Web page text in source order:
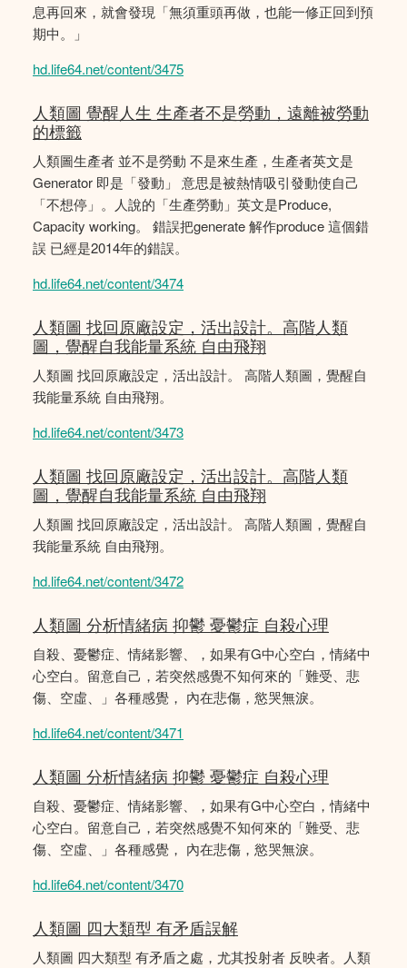
息再回來，就會發現「無須重頭再做，也能一修正回到預
期中。」
hd.life64.net/content/3475
人類圖 覺醒人生 生產者不是勞動，遠離被勞動
的標籤
人類圖生產者 並不是勞動 不是來生產，生產者英文是
Generator 即是「發動」 意思是被熱情吸引發動使自己
「不想停」。人說的「生產勞動」英文是Produce,
Capacity working。 錯誤把generate 解作produce 這個錯
誤 已經是2014年的錯誤。
hd.life64.net/content/3474
人類圖 找回原廠設定，活出設計。高階人類
圖，覺醒自我能量系統 自由飛翔
人類圖 找回原廠設定，活出設計。 高階人類圖，覺醒自
我能量系統 自由飛翔。
hd.life64.net/content/3473
人類圖 找回原廠設定，活出設計。高階人類
圖，覺醒自我能量系統 自由飛翔
人類圖 找回原廠設定，活出設計。 高階人類圖，覺醒自
我能量系統 自由飛翔。
hd.life64.net/content/3472
人類圖 分析情緒病 抑鬱 憂鬱症 自殺心理
自殺、憂鬱症、情緒影響、，如果有G中心空白，情緒中
心空白。留意自己，若突然感覺不知何來的「難受、悲
傷、空虛、」各種感覺， 內在悲傷，慾哭無淚。
hd.life64.net/content/3471
人類圖 分析情緒病 抑鬱 憂鬱症 自殺心理
自殺、憂鬱症、情緒影響、，如果有G中心空白，情緒中
心空白。留意自己，若突然感覺不知何來的「難受、悲
傷、空虛、」各種感覺， 內在悲傷，慾哭無淚。
hd.life64.net/content/3470
人類圖 四大類型 有矛盾誤解
人類圖 四大類型 有矛盾之處，尤其投射者 反映者。人類